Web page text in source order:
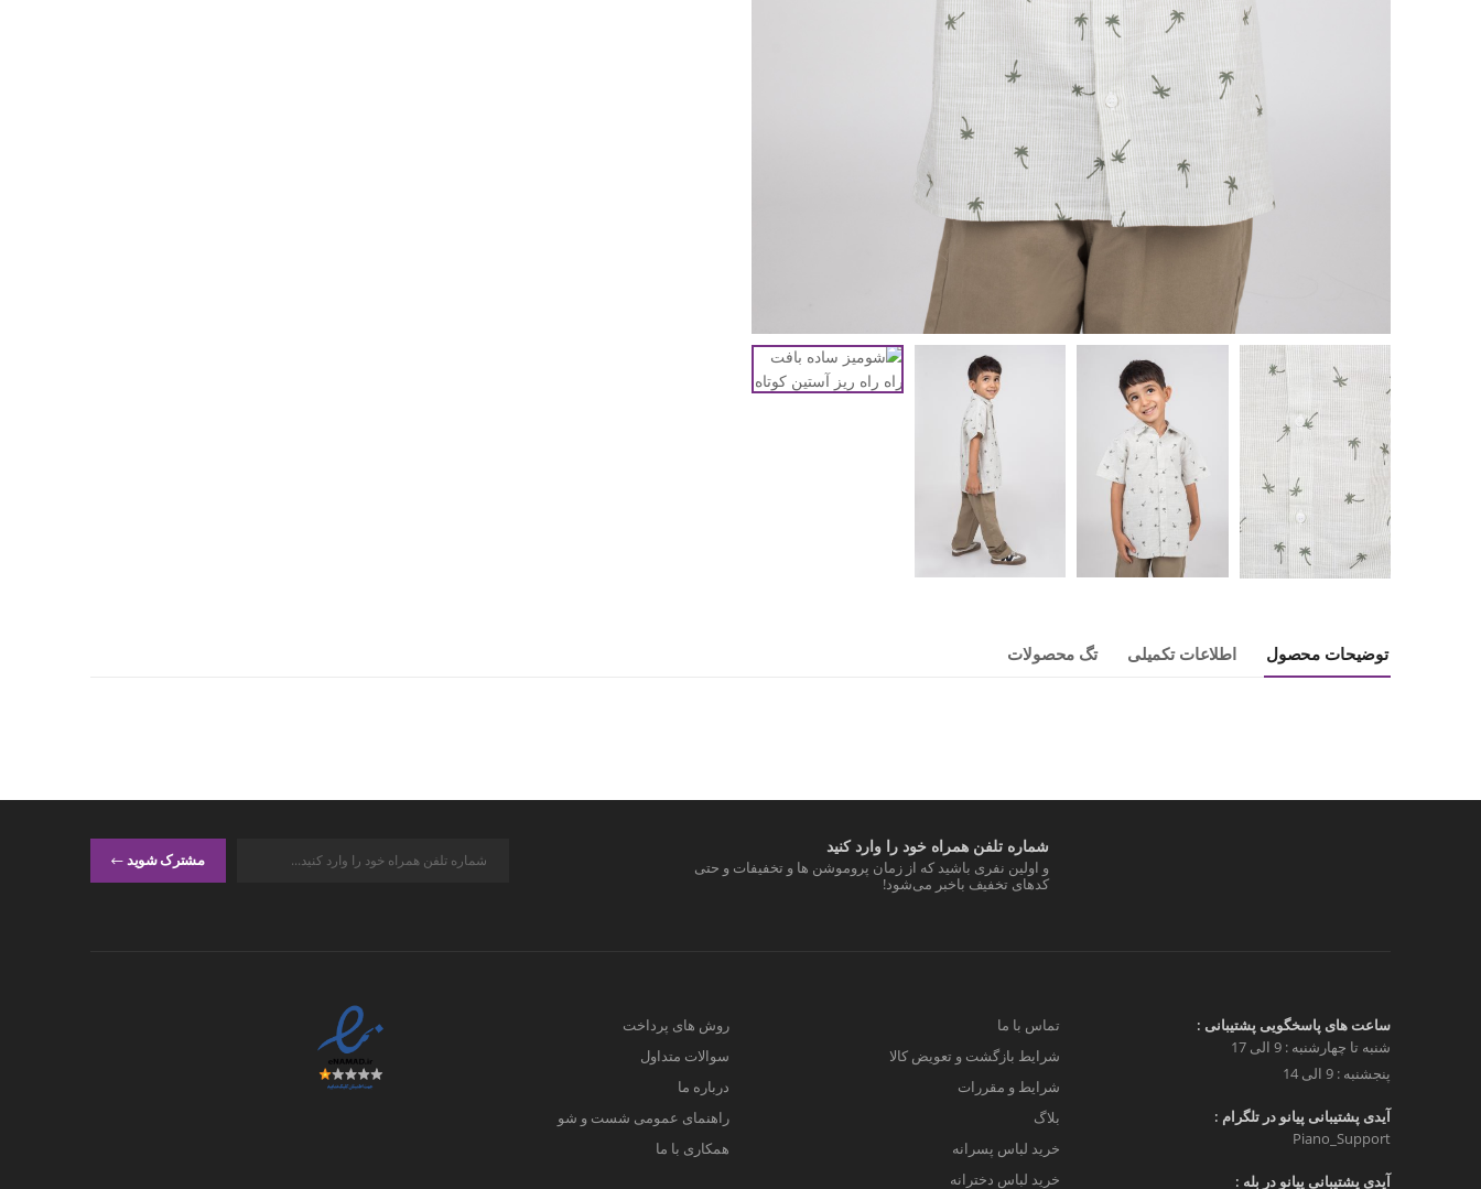
توضیحات محصول اطلاعات تکمیلی تگ محصولات
شماره تلفن همراه خود را وارد کنید
و اولین نفری باشید که از زمان پروموشن ها و تخفیفات و حتی
کدهای تخفیف باخبر می‌شود!
مشترک شوید
ساعت های پاسخگویی پشتیبانی :
شنبه تا چهارشنبه : 9 الی 17
پنجشنبه : 9 الی 14
آیدی پشتیبانی پیانو در تلگرام :
Piano_Support
آیدی پشتیبانی پیانو در بله :
تماس با ما
شرایط بازگشت و تعویض کالا
شرایط و مقررات
بلاگ
خرید لباس پسرانه
خرید لباس دخترانه
روش های پرداخت
سوالات متداول
درباره ما
راهنمای عمومی شست و شو
همکاری با ما